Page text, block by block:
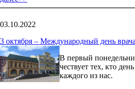
03.10.2022
3 октября – Международный день врача
В первый
чествует тех, кто
каждого из нас.